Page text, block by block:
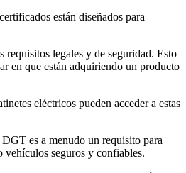
están diseñados para
legales y de seguridad. Esto
en que están adquiriendo un producto
eléctricos pueden acceder a estas
es a menudo un requisito para
vehículos seguros y confiables.